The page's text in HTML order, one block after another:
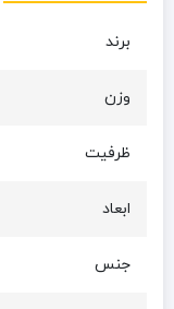
برند
وزن
ظرفیت
ابعاد
جنس